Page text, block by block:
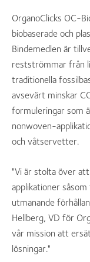
OrganoClicks OC-
biobaserade och
Bindemedlen är
restströmmar från
traditionella
avsevärt minskar
formuleringar som
nonwoven-
och våtservetter.
"Vi är stolta över
applikationer
utmanande
Hellberg, VD för
vår mission att
lösningar."